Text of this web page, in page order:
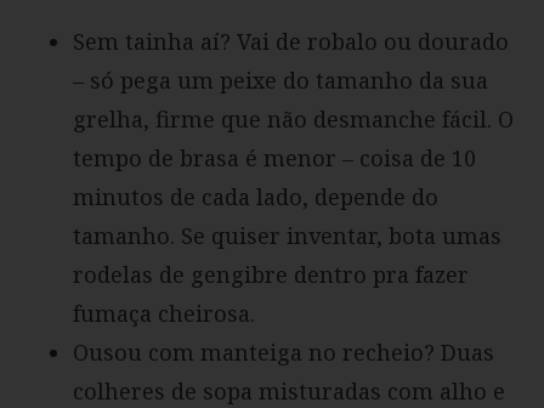
Sem tainha aí? Vai de robalo ou dourado
– só pega um peixe do tamanho da sua
grelha, firme que não desmanche fácil. O
tempo de brasa é menor – coisa de 10
minutos de cada lado, depende do
tamanho. Se quiser inventar, bota umas
rodelas de gengibre dentro pra fazer
fumaça cheirosa.
Ousou com manteiga no recheio? Duas
colheres de sopa misturadas com alho e